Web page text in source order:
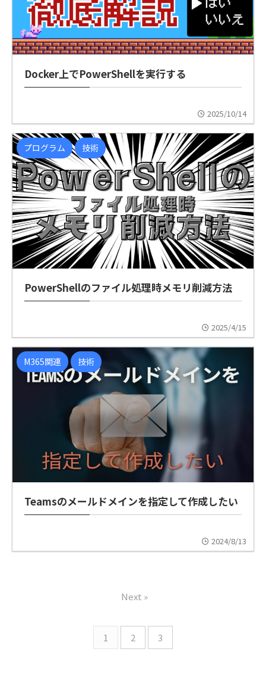
Docker上でPowerShellを実行する
2025/10/14
プログラム 技術
PowerShellのファイル処理時メモリ削減方法
2025/4/15
M365関連 技術
Teamsのメールドメインを指定して作成したい
2024/8/13
1 2 3
Next »